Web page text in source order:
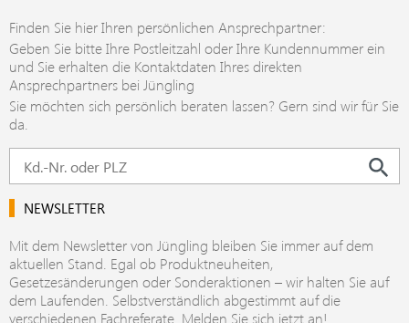
Finden Sie hier Ihren persönlichen Ansprechpartner:
Geben Sie bitte Ihre Postleitzahl oder Ihre Kundennummer ein
und Sie erhalten die Kontaktdaten Ihres direkten
Ansprechpartners bei Jüngling
Sie möchten sich persönlich beraten lassen? Gern sind wir für Sie
da.
NEWSLETTER
Mit dem Newsletter von Jüngling bleiben Sie immer auf dem
aktuellen Stand. Egal ob Produktneuheiten,
Gesetzesänderungen oder Sonderaktionen – wir halten Sie auf
dem Laufenden. Selbstverständlich abgestimmt auf die
verschiedenen Fachreferate. Melden Sie sich jetzt an!